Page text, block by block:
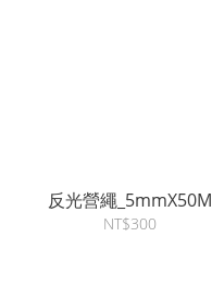
反光營繩_5mmX50M
NT$300